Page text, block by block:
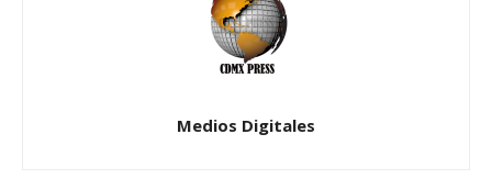
Medios Digitales